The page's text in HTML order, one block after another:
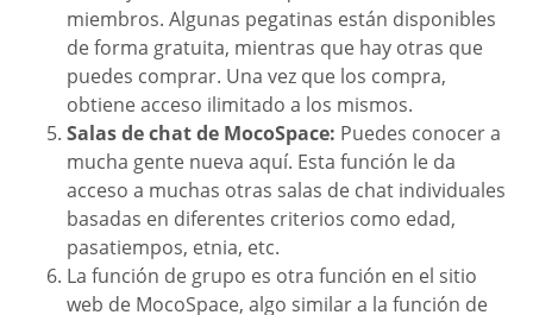
miembros. Algunas pegatinas están disponibles
de forma gratuita, mientras que hay otras que
puedes comprar. Una vez que los compra,
obtiene acceso ilimitado a los mismos.
Salas de chat de MocoSpace: Puedes conocer a
mucha gente nueva aquí. Esta función le da
acceso a muchas otras salas de chat individuales
basadas en diferentes criterios como edad,
pasatiempos, etnia, etc.
La función de grupo es otra función en el sitio
web de MocoSpace, algo similar a la función de